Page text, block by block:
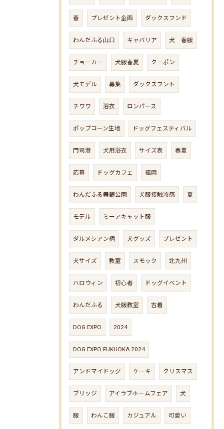
春 プレゼント企画 ダックスフンド
わんだふる山口 キャバリア 犬 春服
チョーカー 犬服春夏 クーポン
犬モデル 募集 ダックスフント
チワワ 浴衣 ロンパース
ポップコーン生地 ドッグフェスティバル
門司港 犬用浴衣 サイズ表 春夏
応募 ドッグカフェ 福岡
わんだふる舞鶴公園 犬服接触冷感 夏
モデル ミーアキャット服
ダルメシアン柄 犬グッズ プレゼント
犬サイズ 教室 スモック 北九州
ハロウィン 初心者 ドッグイベント
わんだふる 犬服教室 古着
DOG EXPO 2024
DOG EXPO FUKUOKA 2024
アンドマイドッグ ケーキ クリスマス
ブリッジ アイラブホームフェア 犬
服 わんこ服 カジュアル 可愛い